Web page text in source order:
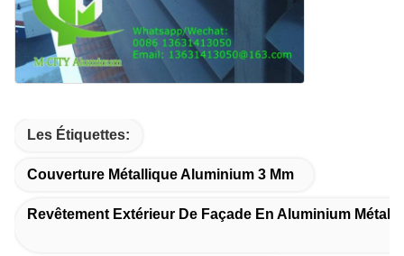
Les Étiquettes:
Couverture Métallique Aluminium 3 Mm
Revêtement Extérieur De Façade En Aluminium